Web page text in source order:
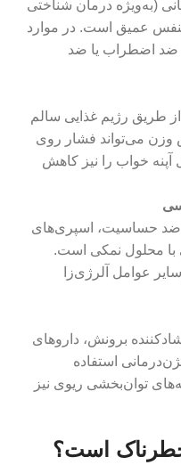
(به‌ویژه درمان شناختی
عمیق است. در موارد
اضطراب یا ضد
طریق رژیم غذایی سالم
می‌تواند فشار روی
خواب را نیز کاهش
ضد حساسیت، اسپری‌های
با محلول نمکی است.
عوامل آلرژی‌زا
برونش، داروهای
استفاده
توان‌بخشی ریوی نیز
است؟